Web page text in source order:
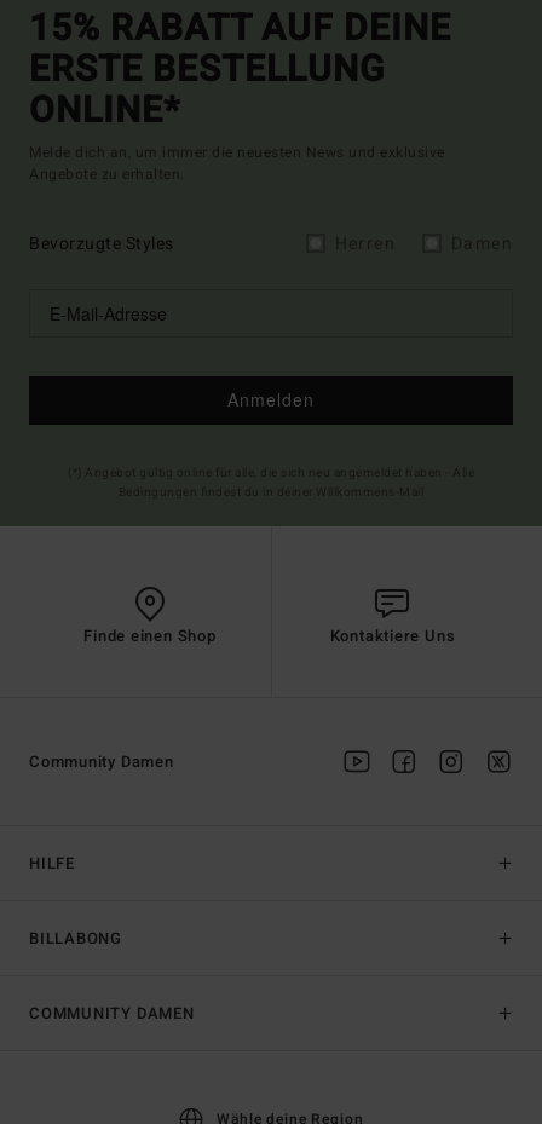
15% RABATT AUF DEINE
ERSTE BESTELLUNG
ONLINE*
Melde dich an, um immer die neuesten News und exklusive
Angebote zu erhalten.
Bevorzugte Styles
Anmelden
Finde einen Shop Kontaktiere Uns
HILFE
BILLABONG
Community Damen
COMMUNITY DAMEN
Wähle deine Region